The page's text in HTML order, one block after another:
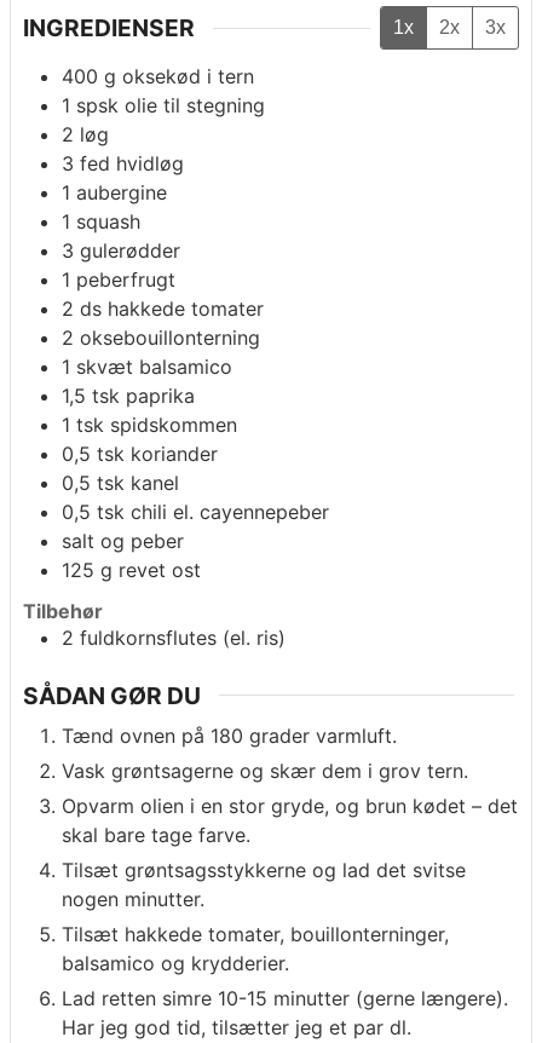
INGREDIENSER 1x 2x 3x
400 g oksekød i tern
1 spsk olie til stegning
2 løg
3 fed hvidløg
1 aubergine
1 squash
3 gulerødder
1 peberfrugt
2 ds hakkede tomater
2 oksebouillonterning
1 skvæt balsamico
1,5 tsk paprika
1 tsk spidskommen
0,5 tsk koriander
0,5 tsk kanel
0,5 tsk chili el. cayennepeber
salt og peber
125 g revet ost
Tilbehør
2 fuldkornsflutes (el. ris)
SÅDAN GØR DU
Tænd ovnen på 180 grader varmluft.
Vask grøntsagerne og skær dem i grov tern.
Opvarm olien i en stor gryde, og brun kødet – det
skal bare tage farve.
Tilsæt grøntsagsstykkerne og lad det svitse
nogen minutter.
Tilsæt hakkede tomater, bouillonterninger,
balsamico og krydderier.
Lad retten simre 10-15 minutter (gerne længere).
Har jeg god tid, tilsætter jeg et par dl.